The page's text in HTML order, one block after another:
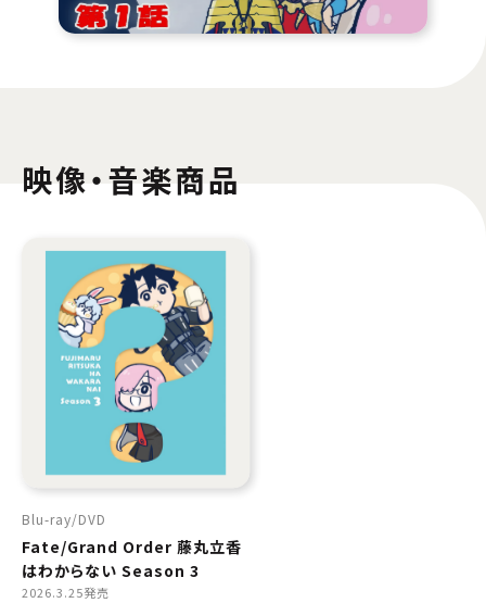
映像・音楽商品
Blu-ray DVD
Fate/Grand Order 藤丸立香
はわからない Season 3
2026.3.25発売